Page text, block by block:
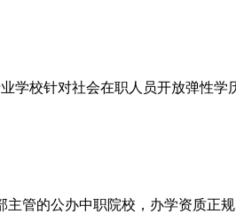
学校针对社会在职人员开放弹性
管的公办中职院校，办学资质正